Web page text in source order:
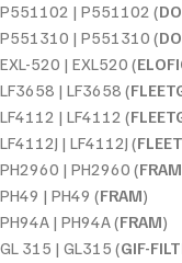
P551102 | P551102 (
P551310 | P551310 (
EXL-520 | EXL520 (
LF3658 | LF3658 (
LF4112 | LF4112 (
LF4112J | LF4112J (
PH2960 | PH2960 (FRAM
PH49 | PH49 (FRAM)
PH94A | PH94A (FRAM)
GL 315 | GL315 (GIF-